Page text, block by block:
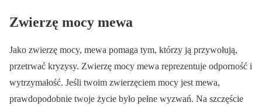
Zwierzę mocy mewa
Jako zwierzę mocy, mewa pomaga tym, którzy ją przywołują,
przetrwać kryzysy. Zwierzę mocy mewa reprezentuje odporność i
wytrzymałość. Jeśli twoim zwierzęciem mocy jest mewa,
prawdopodobnie twoje życie było pełne wyzwań. Na szczęście